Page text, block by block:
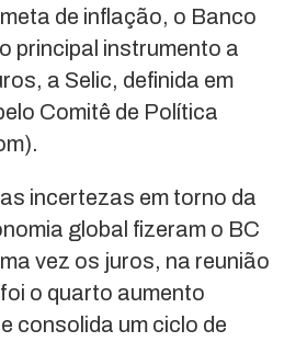
de inflação, o Banco
principal instrumento a
a Selic, definida em
Comitê de Política
incertezas em torno da
global fizeram o BC
vez os juros, na reunião
o quarto aumento
consolida um ciclo de